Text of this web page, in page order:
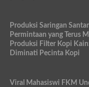
Produksi Saringan
Permintaan yang Terus
Produksi Filter Kopi
Diminati Pecinta Kopi
Viral Mahasiswi FKM